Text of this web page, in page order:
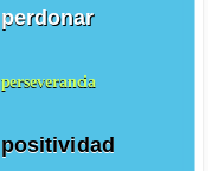
perdonar
perseverancia
positividad